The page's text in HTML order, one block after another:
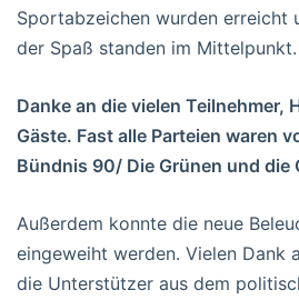
Sportabzeichen wurden erreicht
der Spaß standen im Mittelpunkt.
Danke an die vielen Teilnehmer,
Gäste. Fast alle Parteien waren
Bündnis 90/ Die Grünen und die
Außerdem konnte die neue
eingeweiht werden. Vielen Dank
die Unterstützer aus dem